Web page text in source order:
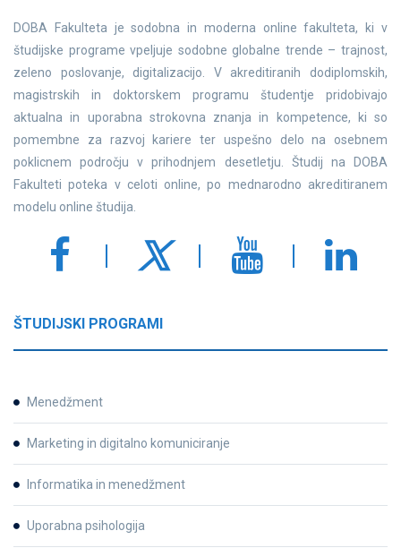
DOBA Fakulteta je sodobna in moderna online fakulteta, ki v
študijske programe vpeljuje sodobne globalne trende – trajnost,
zeleno poslovanje, digitalizacijo. V akreditiranih dodiplomskih,
magistrskih in doktorskem programu študentje pridobivajo
aktualna in uporabna strokovna znanja in kompetence, ki so
pomembne za razvoj kariere ter uspešno delo na osebnem
poklicnem področju v prihodnjem desetletju. Študij na DOBA
Fakulteti poteka v celoti online, po mednarodno akreditiranem
modelu online študija.
ŠTUDIJSKI PROGRAMI
Menedžment
Marketing in digitalno komuniciranje
Informatika in menedžment
Uporabna psihologija